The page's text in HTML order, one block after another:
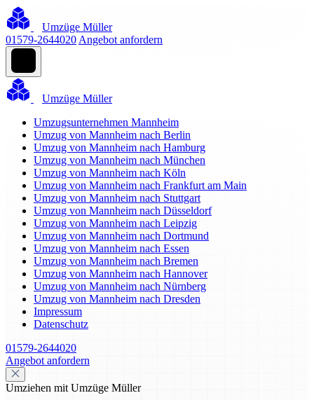
Umzüge Müller
01579-2644020 Angebot anfordern
Umzüge Müller
Umzugsunternehmen Mannheim
Umzug von Mannheim nach Berlin
Umzug von Mannheim nach Hamburg
Umzug von Mannheim nach München
Umzug von Mannheim nach Köln
Umzug von Mannheim nach Frankfurt am Main
Umzug von Mannheim nach Stuttgart
Umzug von Mannheim nach Düsseldorf
Umzug von Mannheim nach Leipzig
Umzug von Mannheim nach Dortmund
Umzug von Mannheim nach Essen
Umzug von Mannheim nach Bremen
Umzug von Mannheim nach Hannover
Umzug von Mannheim nach Nürnberg
Umzug von Mannheim nach Dresden
Impressum
Datenschutz
01579-2644020
Angebot anfordern
Umziehen mit Umzüge Müller